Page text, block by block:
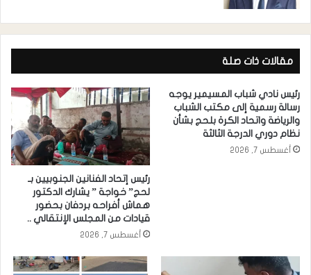
مقالات ذات صلة
رئيس نادي شباب المسيمير يوجه
رسالة رسمية إلى مكتب الشباب
والرياضة واتحاد الكرة بلحج بشأن
نظام دوري الدرجة الثالثة
أغسطس 7, 2026
رئيس إتحاد الفنانين الجنوبيين بـ
لحج” خواجة ” يشارك الدكتور
هماش أفراحه بردفان بحضور
قيادات من المجلس الإنتقالي ..
أغسطس 7, 2026